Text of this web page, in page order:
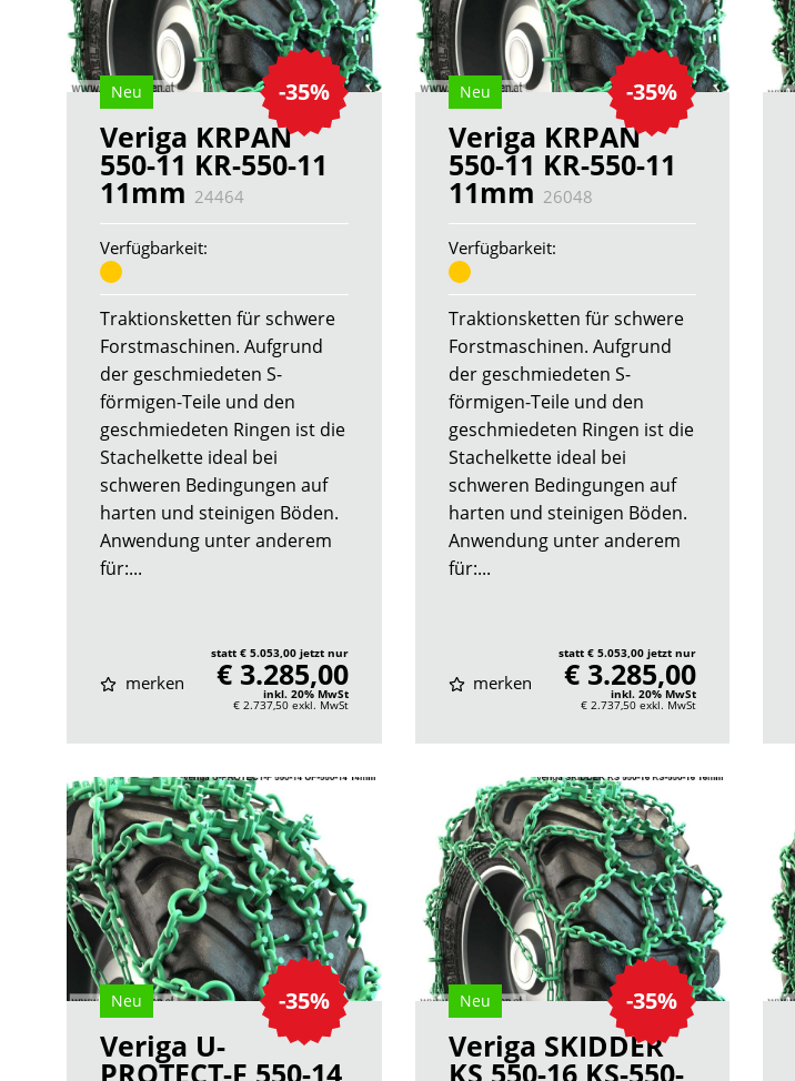
-35%
Neu
Veriga KRPAN
550-11 KR-550-11
11mm 24464
Verfügbarkeit:
Traktionsketten für schwere
Forstmaschinen. Aufgrund
der geschmiedeten S-
förmigen-Teile und den
geschmiedeten Ringen ist die
Stachelkette ideal bei
schweren Bedingungen auf
harten und steinigen Böden.
Anwendung unter anderem
für:...
merken
statt € 5.053,00 jetzt nur
€ 3.285,00
inkl. 20% MwSt
€ 2.737,50 exkl. MwSt
-35%
Neu
Veriga KRPAN
550-11 KR-550-11
11mm 26048
Verfügbarkeit:
Traktionsketten für schwere
Forstmaschinen. Aufgrund
der geschmiedeten S-
förmigen-Teile und den
geschmiedeten Ringen ist die
Stachelkette ideal bei
schweren Bedingungen auf
harten und steinigen Böden.
Anwendung unter anderem
für:...
merken
statt € 5.053,00 jetzt nur
€ 3.285,00
inkl. 20% MwSt
€ 2.737,50 exkl. MwSt
-35%
Neu
Veriga U-
PROTECT-F 550-14
-35%
Neu
Veriga SKIDDER
KS 550-16 KS-550-